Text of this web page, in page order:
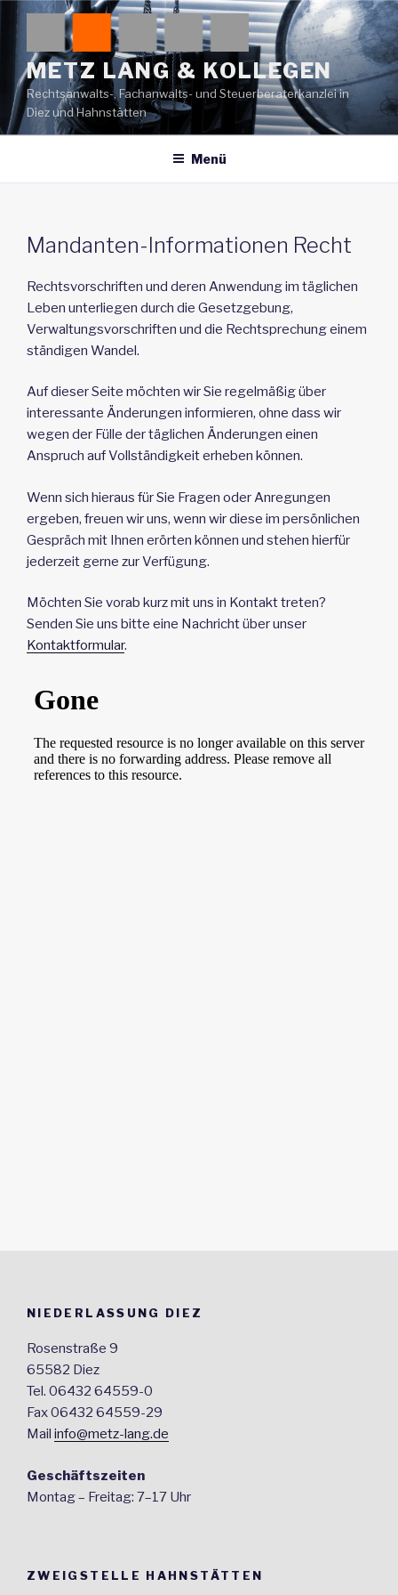
Zum
springen
METZ LANG & KOLLEGEN
Rechtsanwalts-, Fachanwalts- und Steuerberaterkanzlei in
Diez und Hahnstätten
Menü
Mandanten-Informationen Recht
Rechtsvorschriften und deren Anwendung im täglichen
Leben unterliegen durch die Gesetzgebung,
Verwaltungsvorschriften und die Rechtsprechung einem
ständigen Wandel.
Auf dieser Seite möchten wir Sie regelmäßig über
interessante Änderungen informieren, ohne dass wir
wegen der Fülle der täglichen Änderungen einen
Anspruch auf Vollständigkeit erheben können.
Wenn sich hieraus für Sie Fragen oder Anregungen
ergeben, freuen wir uns, wenn wir diese im persönlichen
Gespräch mit Ihnen erörten können und stehen hierfür
jederzeit gerne zur Verfügung.
Möchten Sie vorab kurz mit uns in Kontakt treten?
Senden Sie uns bitte eine Nachricht über unser
Kontaktformular.
NIEDERLASSUNG DIEZ
Rosenstraße 9
65582 Diez
Tel. 06432 64559-0
Fax 06432 64559-29
Mail info@metz-lang.de
Geschäftszeiten
Montag – Freitag: 7–17 Uhr
ZWEIGSTELLE HAHNSTÄTTEN